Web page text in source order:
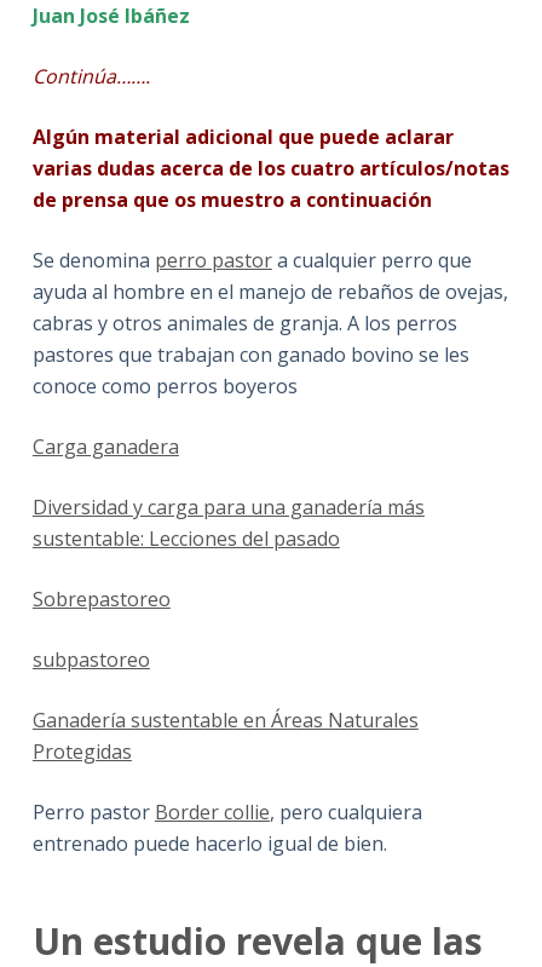
Juan José Ibáñez
Continúa…….
Algún material adicional que puede aclarar
varias dudas acerca de los cuatro artículos/notas
de prensa que os muestro a continuación
Se denomina perro pastora cualquier perro que
ayuda al hombre en el manejo de rebaños de ovejas,
cabras y otros animales de granja. A los perros
pastores que trabajan con ganado bovino se les
conoce como perros boyeros
Carga ganadera
Diversidad y carga para una ganadería más
sustentable: Lecciones del pasado
Sobrepastoreo
subpastoreo
Ganadería sustentable en Áreas Naturales
Protegidas
Perro pastor Border collie, pero cualquiera
entrenado puede hacerlo igual de bien.
Un estudio revela que las